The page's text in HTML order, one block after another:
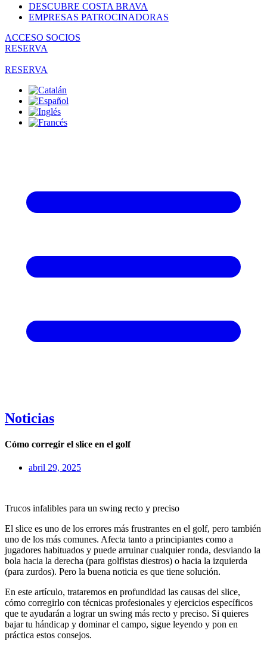
DESCUBRE COSTA BRAVA
EMPRESAS PATROCINADORAS
ACCESO SOCIOS
RESERVA
RESERVA
Noticias
Cómo corregir el slice en el golf
abril 29, 2025
Trucos infalibles para un swing recto y preciso
El slice es uno de los errores más frustrantes en el golf, pero también
uno de los más comunes. Afecta tanto a principiantes como a
jugadores habituados y puede arruinar cualquier ronda, desviando la
bola hacia la derecha (para golfistas diestros) o hacia la izquierda
(para zurdos). Pero la buena noticia es que tiene solución.
En este artículo, trataremos en profundidad las causas del slice,
cómo corregirlo con técnicas profesionales y ejercicios específicos
que te ayudarán a lograr un swing más recto y preciso. Si quieres
bajar tu hándicap y dominar el campo, sigue leyendo y pon en
práctica estos consejos.